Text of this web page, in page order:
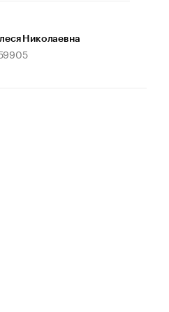
Николаевна